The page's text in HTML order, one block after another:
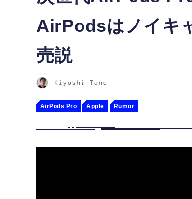
AirPodsはノイキ
売説
Kiyoshi Tane
AirPods Pro Apple Rumor